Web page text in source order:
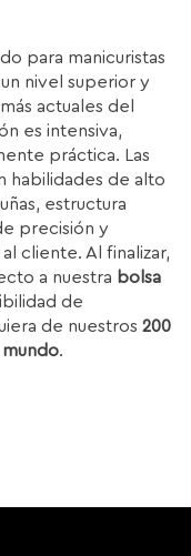
para manicuristas
nivel superior y
actuales del
es intensiva,
práctica. Las
habilidades de alto
estructura
precisión y
cliente. Al finalizar,
a nuestra bolsa
de
de nuestros200
.